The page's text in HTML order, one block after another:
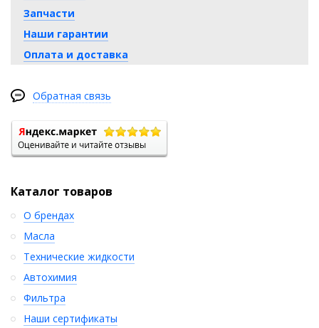
Запчасти
Наши гарантии
Оплата и доставка
Обратная связь
Каталог товаров
О брендах
Масла
Технические жидкости
Автохимия
Фильтра
Наши сертификаты